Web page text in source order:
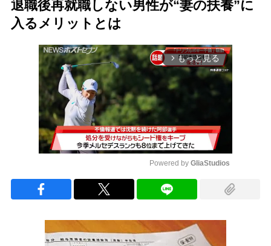
退職後再就職しない男性が“妻の扶養”に
入るメリットとは
arrow_forward_ios もっと見る
Powered by GliaStudios